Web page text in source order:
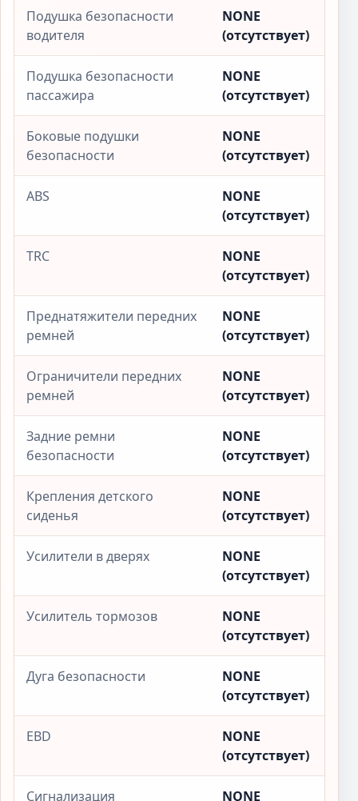
Подушка безопасности
водителя
NONE
(отсутствует)
Подушка безопасности
пассажира
NONE
(отсутствует)
Боковые подушки
безопасности
NONE
(отсутствует)
ABS
NONE
(отсутствует)
TRC
NONE
(отсутствует)
Преднатяжители передних
ремней
NONE
(отсутствует)
Ограничители передних
ремней
NONE
(отсутствует)
Задние ремни
безопасности
NONE
(отсутствует)
Крепления детского
сиденья
NONE
(отсутствует)
Усилители в дверях
NONE
(отсутствует)
Усилитель тормозов
NONE
(отсутствует)
Дуга безопасности
NONE
(отсутствует)
EBD
NONE
(отсутствует)
Сигнализация NONE